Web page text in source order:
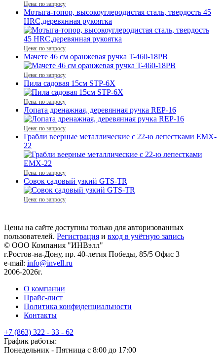
Цена: по запросу
Мотыга-топор, высокоуглеродистая сталь, твердость 45
HRC,деревянная рукоятка
Цена: по запросу
Мачете 46 см оранжевая ручка T-460-18PB
Цена: по запросу
Пила садовая 15см STP-6X
Цена: по запросу
Лопата дренажная, деревянная ручка REР-16
Цена: по запросу
Грабли веерные металлические с 22-ю лепестками EMX-
22
Цена: по запросу
Совок садовый узкий GTS-TR
Цена: по запросу
Цены на сайте доступны только для авторизованных
пользователей. Регистрация и вход в учётную запись
© ООО Компания "ИНВэлл"
г.Ростов-на-Дону, пр. 40-летия Победы, 85/5 Офис 3
e-mail: info@invell.ru
2006-2026г.
О компании
Прайс-лист
Политика конфиденциальности
Контакты
+7 (863) 322 - 33 - 62
График работы:
Понедельник - Пятница с 8:00 до 17:00